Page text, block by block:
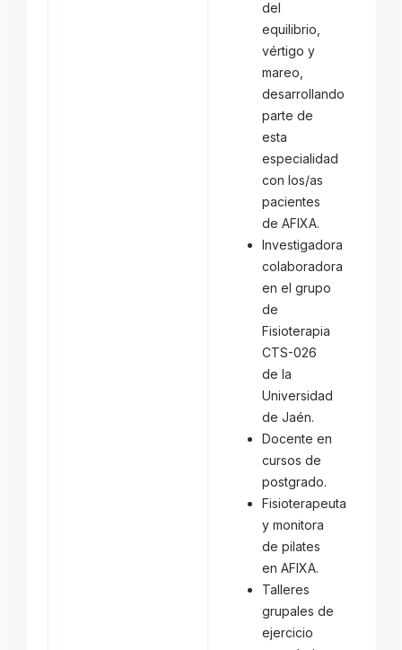
del
equilibrio,
vértigo y
mareo,
desarrollando
parte de
esta
especialidad
con los/as
pacientes
de AFIXA.
Investigadora
colaboradora
en el grupo
de
Fisioterapia
CTS-026
de la
Universidad
de Jaén.
Docente en
cursos de
postgrado.
Fisioterapeuta
y monitora
de pilates
en AFIXA.
Talleres
grupales de
ejercicio